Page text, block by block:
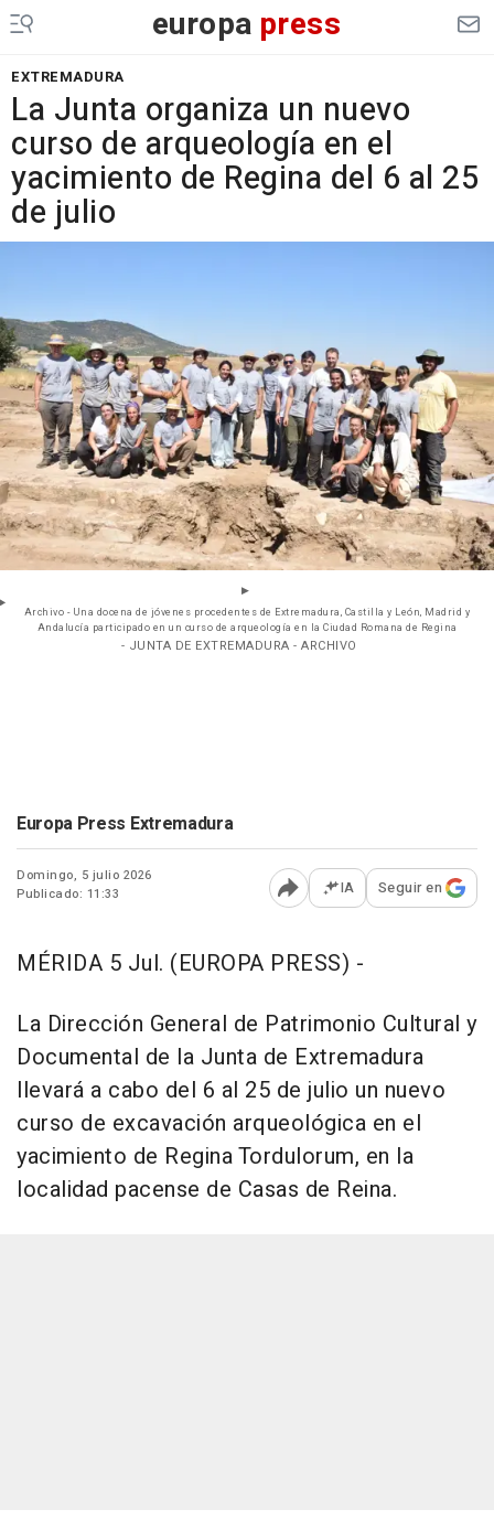
europa press
EXTREMADURA
La Junta organiza un nuevo
curso de arqueología en el
yacimiento de Regina del 6 al 25
de julio
Archivo - Una docena de jóvenes procedentes de Extremadura, Castilla y León, Madrid y
Andalucía participado en un curso de arqueología en la Ciudad Romana de Regina
- JUNTA DE EXTREMADURA - ARCHIVO
Europa Press Extremadura
Domingo, 5 julio 2026
Publicado: 11:33
Abrir opciones para
IA Seguir en
MÉRIDA 5 Jul. (EUROPA PRESS) -
La Dirección General de Patrimonio Cultural y
Documental de la Junta de Extremadura
llevará a cabo del 6 al 25 de julio un nuevo
curso de excavación arqueológica en el
yacimiento de Regina Tordulorum, en la
localidad pacense de Casas de Reina.